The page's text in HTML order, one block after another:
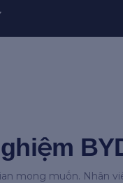
mong muốn. Nhân